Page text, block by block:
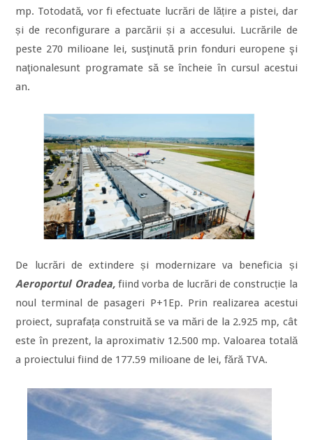
mp. Totodată, vor fi efectuate lucrări de lățire a pistei, dar
și de reconfigurare a parcării și a accesului. Lucrările de
peste 270 milioane lei, susţinută prin fonduri europene şi
naţionalesunt programate să se încheie în cursul acestui
an.
De lucrări de extindere și modernizare va beneficia și
Aeroportul Oradea, fiind vorba de lucrări de construcție la
noul terminal de pasageri P+1Ep. Prin realizarea acestui
proiect, suprafața construită se va mări de la 2.925 mp, cât
este în prezent, la aproximativ 12.500 mp. Valoarea totală
a proiectului fiind de 177.59 milioane de lei, fără TVA.